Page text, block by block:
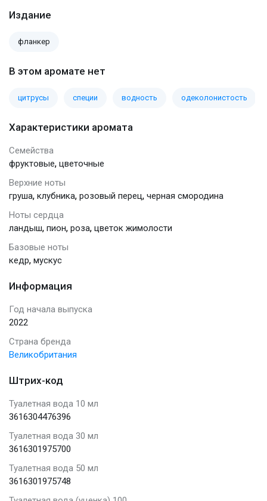
Издание
фланкер
В этом аромате нет
цитрусы специи водность одеколонистость
Характеристики аромата
Семейства
фруктовые, цветочные
Верхние ноты
груша, клубника, розовый перец, черная смородина
Ноты сердца
ландыш, пион, роза, цветок жимолости
Базовые ноты
кедр, мускус
Информация
Год начала выпуска
2022
Страна бренда
Великобритания
Штрих-код
Туалетная вода 10 мл
3616304476396
Туалетная вода 30 мл
3616301975700
Туалетная вода 50 мл
3616301975748